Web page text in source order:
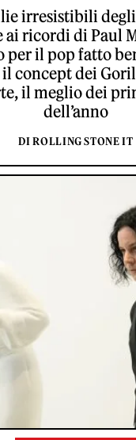
irresistibili
ai ricordi di Paul
per il pop fatto
concept dei
il meglio dei
dell’anno
DI ROLLING STONE IT